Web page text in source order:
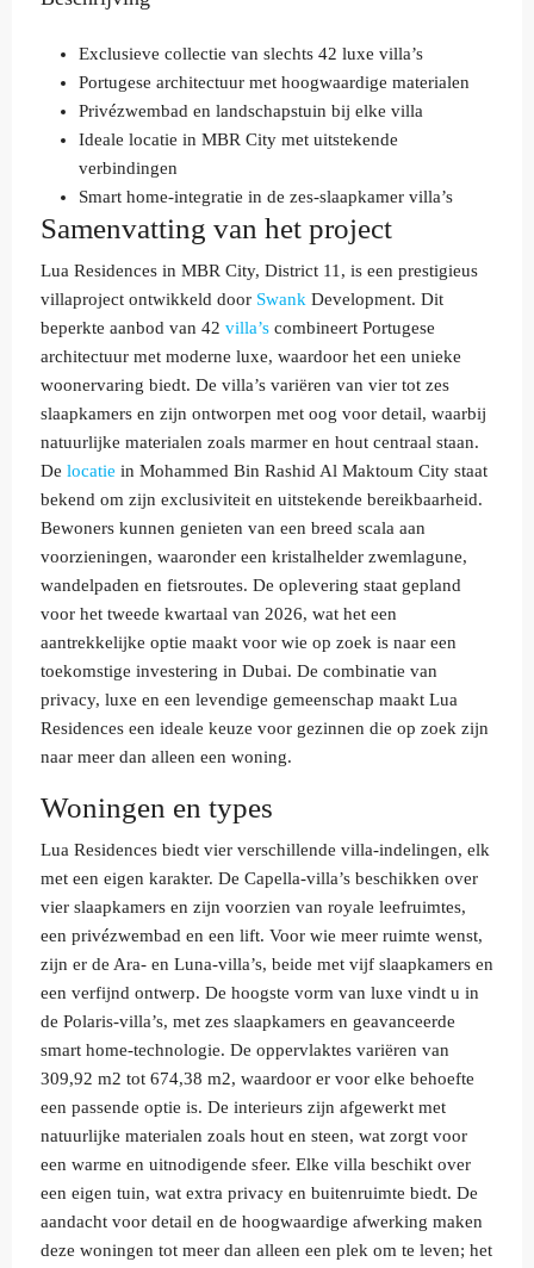
Exclusieve collectie van slechts 42 luxe villa’s
Portugese architectuur met hoogwaardige materialen
Privézwembad en landschapstuin bij elke villa
Ideale locatie in MBR City met uitstekende
verbindingen
Smart home-integratie in de zes-slaapkamer villa’s
Samenvatting van het project
Lua Residences in MBR City, District 11, is een prestigieus
villaproject ontwikkeld door Swank Development. Dit
beperkte aanbod van 42 villa’s combineert Portugese
architectuur met moderne luxe, waardoor het een unieke
woonervaring biedt. De villa’s variëren van vier tot zes
slaapkamers en zijn ontworpen met oog voor detail, waarbij
natuurlijke materialen zoals marmer en hout centraal staan.
De locatie in Mohammed Bin Rashid Al Maktoum City staat
bekend om zijn exclusiviteit en uitstekende bereikbaarheid.
Bewoners kunnen genieten van een breed scala aan
voorzieningen, waaronder een kristalhelder zwemlagune,
wandelpaden en fietsroutes. De oplevering staat gepland
voor het tweede kwartaal van 2026, wat het een
aantrekkelijke optie maakt voor wie op zoek is naar een
toekomstige investering in Dubai. De combinatie van
privacy, luxe en een levendige gemeenschap maakt Lua
Residences een ideale keuze voor gezinnen die op zoek zijn
naar meer dan alleen een woning.
Woningen en types
Lua Residences biedt vier verschillende villa-indelingen, elk
met een eigen karakter. De Capella-villa’s beschikken over
vier slaapkamers en zijn voorzien van royale leefruimtes,
een privézwembad en een lift. Voor wie meer ruimte wenst,
zijn er de Ara- en Luna-villa’s, beide met vijf slaapkamers en
een verfijnd ontwerp. De hoogste vorm van luxe vindt u in
de Polaris-villa’s, met zes slaapkamers en geavanceerde
smart home-technologie. De oppervlaktes variëren van
309,92 m2 tot 674,38 m2, waardoor er voor elke behoefte
een passende optie is. De interieurs zijn afgewerkt met
natuurlijke materialen zoals hout en steen, wat zorgt voor
een warme en uitnodigende sfeer. Elke villa beschikt over
een eigen tuin, wat extra privacy en buitenruimte biedt. De
aandacht voor detail en de hoogwaardige afwerking maken
deze woningen tot meer dan alleen een plek om te leven; het